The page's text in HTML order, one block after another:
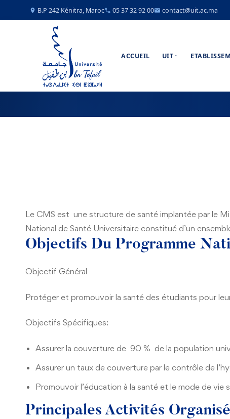
B.P 242 Kénitra, Maroc 05 37 32 92 00 contact@uit.ac.ma
ACCUEIL UIT
Le CMS est une structure de santé implantée par le
National de Santé Universitaire constitué d’un
Objectifs Du Programme
Objectif Général
Protéger et promouvoir la santé des étudiants pour
Objectifs Spécifiques:
Assurer la couverture de 90 % de la population
Assurer un taux de couverture par le contrôle de
Promouvoir l’éducation à la santé et le mode de vie
Principales Activités